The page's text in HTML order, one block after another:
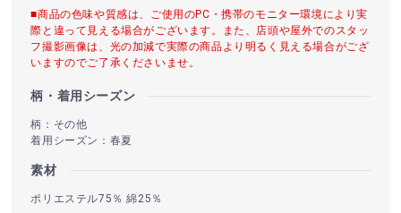
■商品の色味や質感は、ご使用のPC・携帯のモニター環境により実
際と違って見える場合がございます。また、店頭や屋外でのスタッ
フ撮影画像は、光の加減で実際の商品より明るく見える場合がござ
いますのでご了承くださいませ。
柄・着用シーズン
柄：その他
着用シーズン：春夏
素材
ポリエステル75％ 綿25％